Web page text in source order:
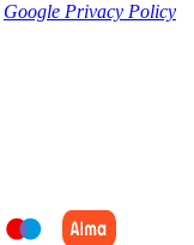
Google Privacy Policy